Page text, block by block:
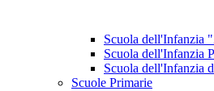
Scuola dell'Infanzia
Scuola dell'Infanzia
Scuola dell'Infanzia
Scuole Primarie